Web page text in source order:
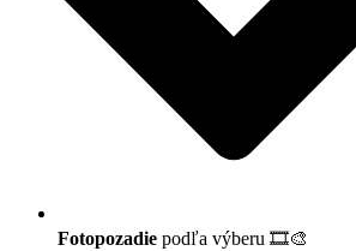
Fotopozadie podľa výberu 🎞️🎨